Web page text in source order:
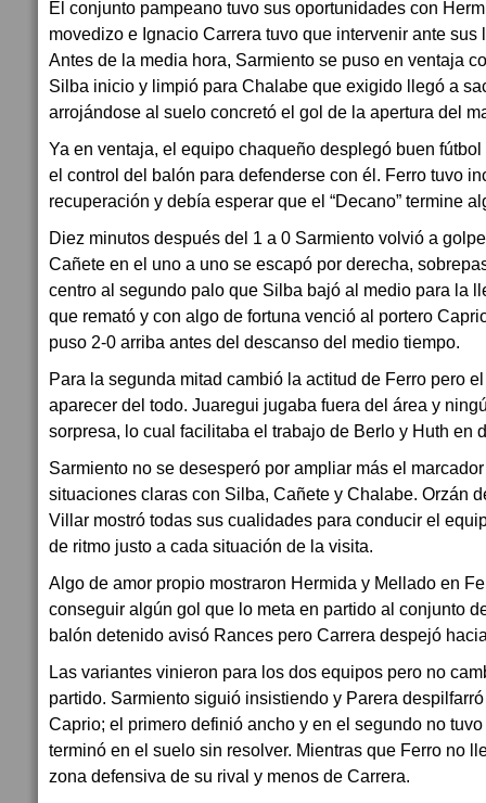
El conjunto pampeano tuvo sus oportunidades con
movedizo e Ignacio Carrera tuvo que intervenir ante
Antes de la media hora, Sarmiento se puso en ventaja
Silba inicio y limpió para Chalabe que exigido llegó a
arrojándose al suelo concretó el gol de la apertura del
Ya en ventaja, el equipo chaqueño desplegó buen
el control del balón para defenderse con él. Ferro tuvo
recuperación y debía esperar que el “Decano” termine
Diez minutos después del 1 a 0 Sarmiento volvió a
Cañete en el uno a uno se escapó por derecha,
centro al segundo palo que Silba bajó al medio para la
que remató y con algo de fortuna venció al portero
puso 2-0 arriba antes del descanso del medio tiempo.
Para la segunda mitad cambió la actitud de Ferro pero
aparecer del todo. Juaregui jugaba fuera del área y
sorpresa, lo cual facilitaba el trabajo de Berlo y Huth en
Sarmiento no se desesperó por ampliar más el
situaciones claras con Silba, Cañete y Chalabe. Orzán
Villar mostró todas sus cualidades para conducir el
de ritmo justo a cada situación de la visita.
Algo de amor propio mostraron Hermida y Mellado en
conseguir algún gol que lo meta en partido al conjunto
balón detenido avisó Rances pero Carrera despejó
Las variantes vinieron para los dos equipos pero no
partido. Sarmiento siguió insistiendo y Parera
Caprio; el primero definió ancho y en el segundo no
terminó en el suelo sin resolver. Mientras que Ferro no
zona defensiva de su rival y menos de Carrera.